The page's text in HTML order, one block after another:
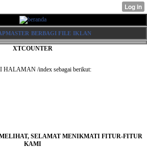
BERBAGI FILE IKLAN
XTCOUNTER
/index sebagai berikut:
SELAMAT MENIKMATI FITUR-FITUR
KAMI